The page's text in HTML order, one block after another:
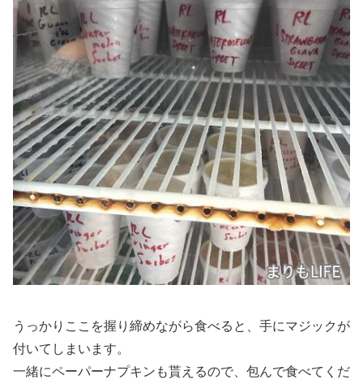
うっかりここを握り締めながら食べると、手にマジックが
付いてしまいます。
一緒にペーパーナプキンも貰えるので、包んで食べてくだ